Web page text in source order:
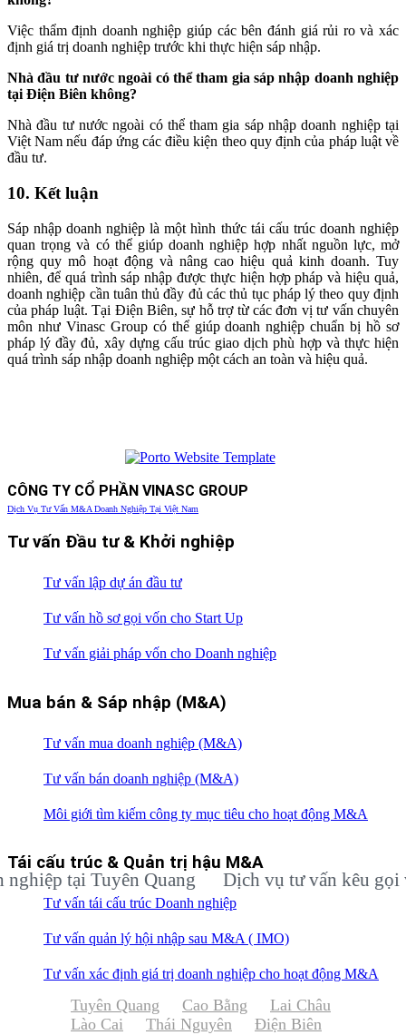
Việc thẩm định doanh nghiệp giúp các bên đánh giá rủi ro và xác
định giá trị doanh nghiệp trước khi thực hiện sáp nhập.
Nhà đầu tư nước ngoài có thể tham gia sáp nhập doanh nghiệp
tại Điện Biên không?
Nhà đầu tư nước ngoài có thể tham gia sáp nhập doanh nghiệp tại
Việt Nam nếu đáp ứng các điều kiện theo quy định của pháp luật về
đầu tư.
10. Kết luận
Sáp nhập doanh nghiệp là một hình thức tái cấu trúc doanh nghiệp
quan trọng và có thể giúp doanh nghiệp hợp nhất nguồn lực, mở
rộng quy mô hoạt động và nâng cao hiệu quả kinh doanh. Tuy
nhiên, để quá trình sáp nhập được thực hiện hợp pháp và hiệu quả,
doanh nghiệp cần tuân thủ đầy đủ các thủ tục pháp lý theo quy định
của pháp luật. Tại Điện Biên, sự hỗ trợ từ các đơn vị tư vấn chuyên
môn như Vinasc Group có thể giúp doanh nghiệp chuẩn bị hồ sơ
pháp lý đầy đủ, xây dựng cấu trúc giao dịch phù hợp và thực hiện
quá trình sáp nhập doanh nghiệp một cách an toàn và hiệu quả.
CÔNG TY CỔ PHẦN VINASC GROUP
Dịch Vụ Tư Vấn M&A Doanh Nghiệp Tại Việt Nam
Tư vấn Đầu tư & Khởi nghiệp
Tư vấn lập dự án đầu tư
Tư vấn hồ sơ gọi vốn cho Start Up
Tư vấn giải pháp vốn cho Doanh nghiệp
Mua bán & Sáp nhập (M&A)
Tư vấn mua doanh nghiệp (M&A)
Tư vấn bán doanh nghiệp (M&A)
Môi giới tìm kiếm công ty mục tiêu cho hoạt động M&A
Tái cấu trúc & Quản trị hậu M&A
Tư vấn tái cấu trúc Doanh nghiệp
Tư vấn quản lý hội nhập sau M&A ( IMO)
Tư vấn xác định giá trị doanh nghiệp cho hoạt động M&A
tại Tuyên Quang Dịch vụ tư vấn kêu gọi vốn
Tuyên Quang Cao Bằng
Lai Châu
Lào Cai
Thái Nguyên
Điện Biên